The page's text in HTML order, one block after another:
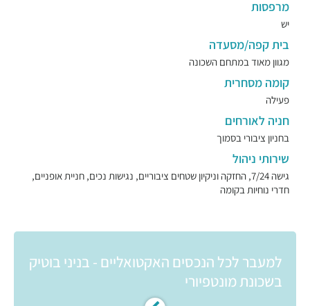
מרפסות
יש
בית קפה/מסעדה
מגוון מאוד במתחם השכונה
קומה מסחרית
פעילה
חניה לאורחים
בחניון ציבורי בסמוך
שירותי ניהול
גישה 7/24, החזקה וניקיון שטחים ציבוריים, נגישות נכים, חניית אופניים,
חדרי נוחיות בקומה
למעבר לכל הנכסים האקטואליים - בניני בוטיק
בשכונת מונטפיורי